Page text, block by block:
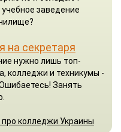
заведение
на секретаря
нужно лишь топ-
колледжи и техникумы -
Занять
про колледжи Украины